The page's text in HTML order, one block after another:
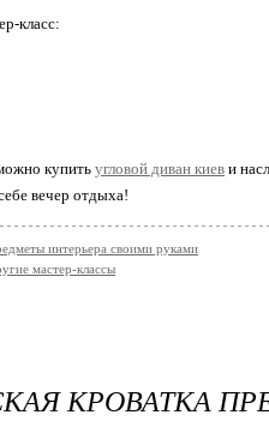
класс:
купить угловой диван киев и
вечер отдыха!
интерьера своими руками
мастер-классы
КРОВАТКА